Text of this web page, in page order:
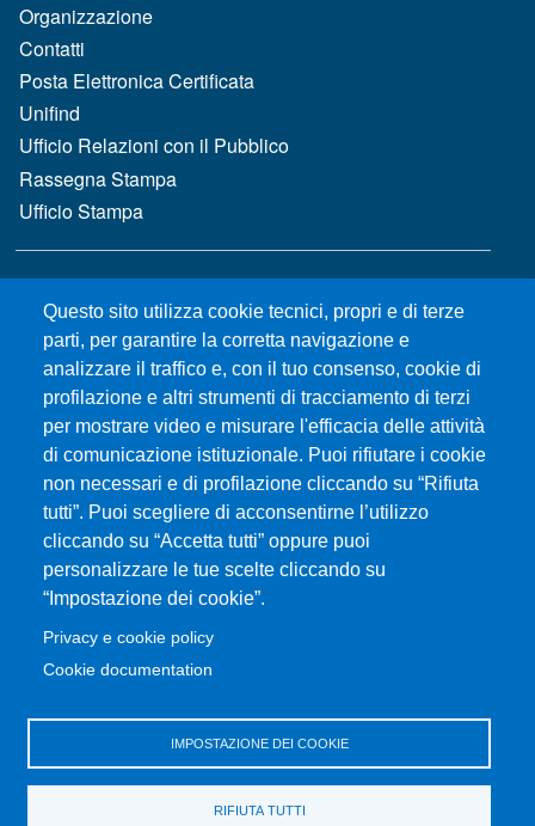
Questo sito utilizza cookie tecnici, propri e di terze
parti, per garantire la corretta navigazione e
analizzare il traffico e, con il tuo consenso, cookie di
profilazione e altri strumenti di tracciamento di terzi
per mostrare video e misurare l'efficacia delle attività
di comunicazione istituzionale. Puoi rifiutare i cookie
non necessari e di profilazione cliccando su “Rifiuta
tutti”. Puoi scegliere di acconsentirne l’utilizzo
cliccando su “Accetta tutti” oppure puoi
personalizzare le tue scelte cliccando su
“Impostazione dei cookie”.
Privacy e cookie policy
Cookie documentation
IMPOSTAZIONE DEI COOKIE
RIFIUTA TUTTI
Organizzazione
Contatti
Posta Elettronica Certificata
Unifind
Ufficio Relazioni con il Pubblico
Rassegna Stampa
Ufficio Stampa
MENÙ FOOTER 2
Gare d'appalto
Albo online
CIAM - Servizi Informatici
Brand Identity
Elenco siti tematici
Servizi per Disabilità e DSA
Sostieni Unime
Performance - trasparenza
Amministrazione trasparente
Note Legali
Atti di notifica
Pianificazione strategica
Privacy e cookie policy